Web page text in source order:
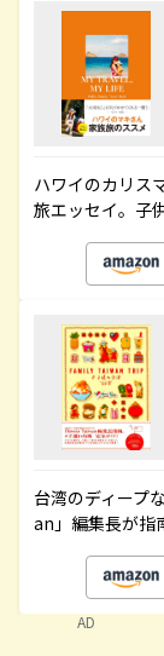
ハワイのカリス
旅エッセイ。子
台湾のディープ
an」編集長が指
AD